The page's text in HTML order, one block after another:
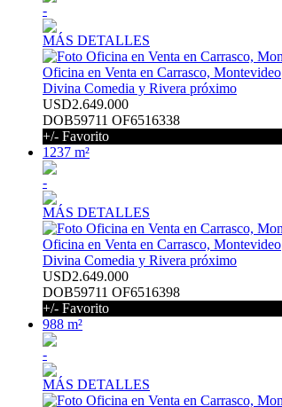
-
MÁS DETALLES
Oficina en Venta en Carrasco, Montevideo
Divina Comedia y Rivera próximo
USD2.649.000
DOB59711 OF6516338
+/- Favorito
1237 m²
-
MÁS DETALLES
Oficina en Venta en Carrasco, Montevideo
Divina Comedia y Rivera próximo
USD2.649.000
DOB59711 OF6516398
+/- Favorito
988 m²
-
MÁS DETALLES